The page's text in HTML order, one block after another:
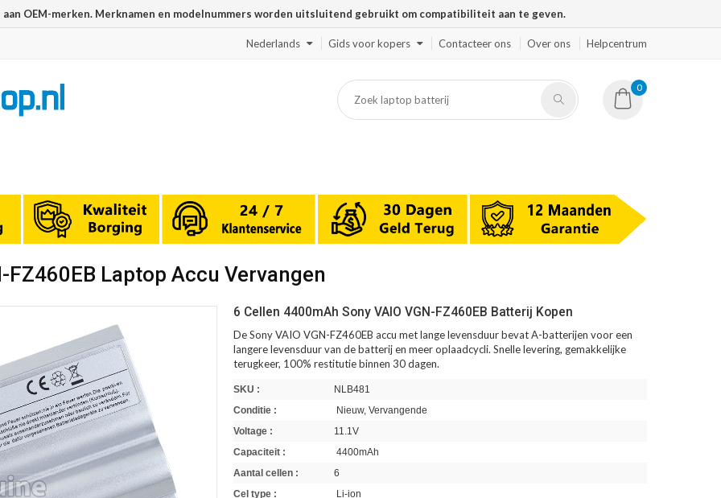
OEM-merken. Merknamen en modelnummers worden uitsluitend gebruikt om compatibiliteit aan te geven.
Nederlands Gids voor kopers Contacteer ons Over ons Helpcentrum
0
Laptop Accu Vervangen
6 Cellen 4400mAh Sony VAIO VGN-FZ460EB Batterij Kopen
De Sony VAIO VGN-FZ460EB accu met lange levensduur bevat A-batterijen voor een
langere levensduur van de batterij en meer oplaadcycli. Snelle levering, gemakkelijke
terugkeer, 100% restitutie binnen 30 dagen.
SKU :
NLB481
Conditie :
Nieuw, Vervangende
Voltage :
11.1V
Capaciteit :
4400mAh
Aantal cellen :
6
Cel type :
Li-ion